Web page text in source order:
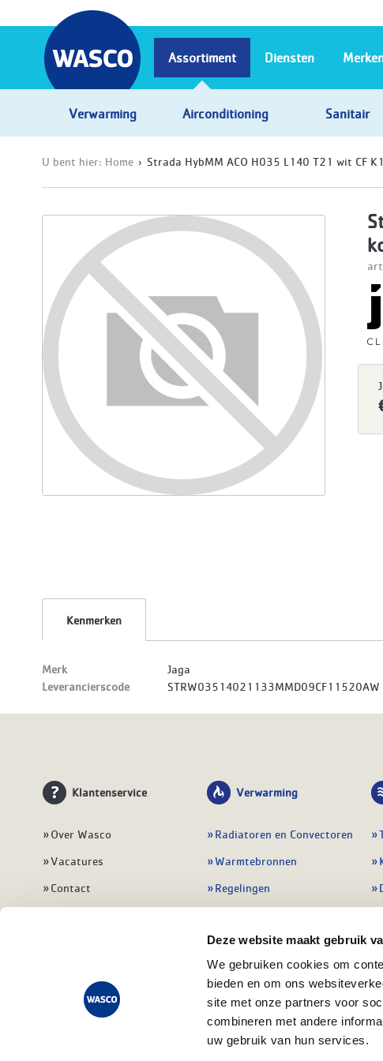
Deze website maakt gebruik
We gebruiken cookies om
bieden en om ons
site met onze partners voor
combineren met andere
uw gebruik van hun services.
Assortiment
Verwarming Airconditioning Sanitair
Diensten
U bent hier: Home Strada HybMM ACO H035 L140 T21 wit CF
Kenmerken
Merk
Jaga
Leverancierscode
STRW03514021133MMD09CF11520AW
Klantenservice
Over Wasco
Vacatures
Contact
Veelgestelde vragen
Verwarming
Radiatoren en Convectoren
Warmtebronnen
Regelingen
Leidingwerk
Warmwatertoestellen
Alle verwarming